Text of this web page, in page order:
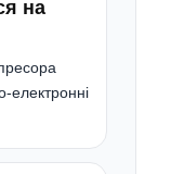
на
електронні